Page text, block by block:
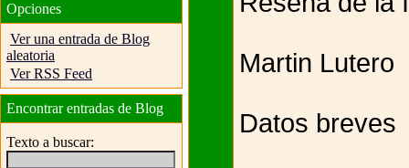
Martin Lutero
Datos breves
Opciones
Ver una entrada de Blog
aleatoria
Ver RSS Feed
Encontrar entradas de Blog
Texto a buscar: